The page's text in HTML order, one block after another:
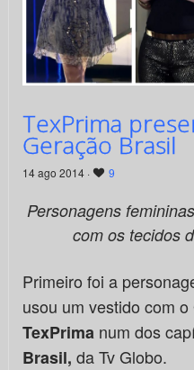
TexPrima
Geração Brasil
14 ago 2014 · 9
Personagens
com os tecidos
Primeiro foi a
usou um vestido com o
TexPrima num dos
Brasil, da Tv Globo.